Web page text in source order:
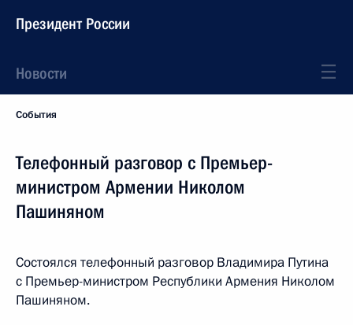
Президент России
Новости
События
Телефонный разговор с Премьер-
министром Армении Николом
Пашиняном
Состоялся телефонный разговор Владимира Путина
с Премьер-министром Республики Армения Николом
Пашиняном.